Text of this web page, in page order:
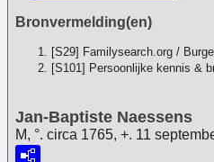
Bronvermelding(en)
[S29] Familysearch.org /
[S101] Persoonlijke kennis &
Jan-Baptiste Naessens
M, °. circa 1765, +. 11